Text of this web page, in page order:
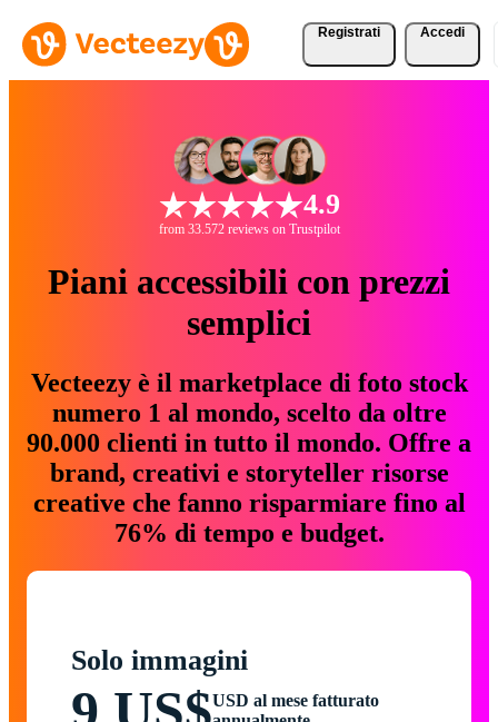
Registrati Accedi
4.9
from 33.572 reviews on Trustpilot
Piani accessibili con prezzi
semplici
Vecteezy è il marketplace di foto stock
numero 1 al mondo, scelto da oltre
90.000 clienti in tutto il mondo. Offre a
brand, creativi e storyteller risorse
creative che fanno risparmiare fino al
76% di tempo e budget.
Solo immagini
USD al mese fatturato